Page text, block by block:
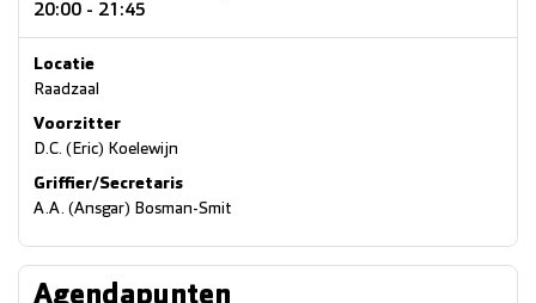
20:00 - 21:45
Locatie
Raadzaal
Voorzitter
D.C. (Eric) Koelewijn
Griffier/Secretaris
A.A. (Ansgar) Bosman-Smit
Agendapunten